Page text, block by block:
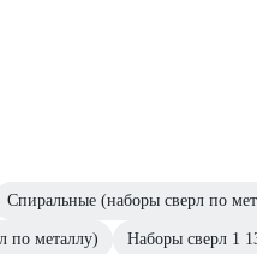
Спиральные (наборы сверл по
по металлу) Наборы сверл 1